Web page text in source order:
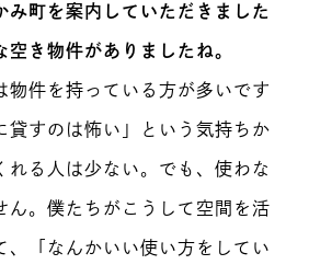
み町を案内していただきました
空き物件がありましたね。
物件を持っている方が多いです
貸すのは怖い」という気持ちか
れる人は少ない。でも、使わな
ん。僕たちがこうして空間を活
、「なんかいい使い方をしてい